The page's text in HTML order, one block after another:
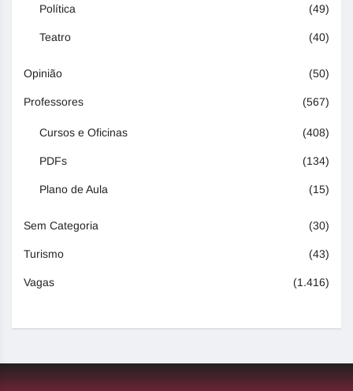
Política (49)
Teatro (40)
Opinião (50)
Professores (567)
Cursos e Oficinas (408)
PDFs (134)
Plano de Aula (15)
Sem Categoria (30)
Turismo (43)
Vagas (1.416)